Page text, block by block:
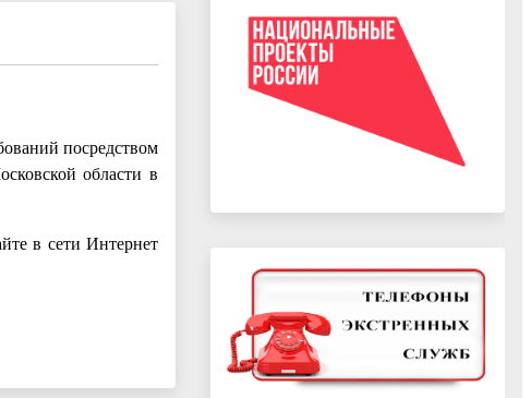
посредством
области в
в сети Интернет